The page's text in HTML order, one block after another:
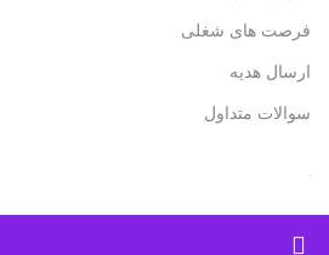
فرصت های شغلی
ارسال هدیه
سوالات متداول